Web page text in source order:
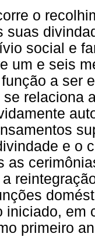
o
suas
social e
um e seis
a ser
relaciona
e o
as
iniciado, em
primeiro